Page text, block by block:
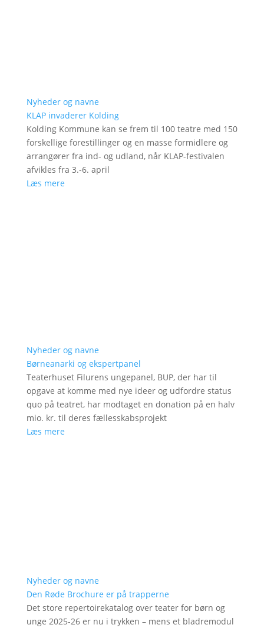
Nyheder og navne
KLAP invaderer Kolding
Kolding Kommune kan se frem til 100 teatre med 150
forskellige forestillinger og en masse formidlere og
arrangører fra ind- og udland, når KLAP-festivalen
afvikles fra 3.-6. april
Læs mere
Nyheder og navne
Børneanarki og ekspertpanel
Teaterhuset Filurens ungepanel, BUP, der har til
opgave at komme med nye ideer og udfordre status
quo på teatret, har modtaget en donation på en halv
mio. kr. til deres fællesskabsprojekt
Læs mere
Nyheder og navne
Den Røde Brochure er på trapperne
Det store repertoirekatalog over teater for børn og
unge 2025-26 er nu i trykken – mens et bladremodul